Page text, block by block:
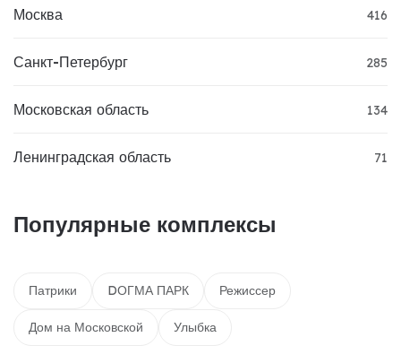
Москва 416
Санкт-Петербург 285
Московская область 134
Ленинградская область 71
Популярные комплексы
Патрики DОГМА ПАРК Режиссер
Дом на Московской Улыбка